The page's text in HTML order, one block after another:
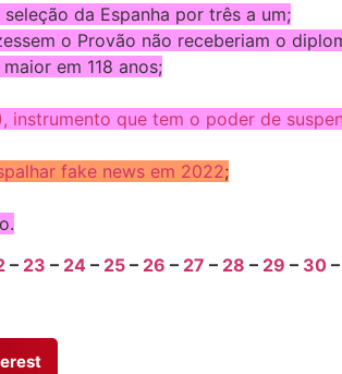
da Espanha por três a um;
o Provão não receberiam o
em 118 anos;
que tem o poder de
fake news em 2022;
– 23 – 24 – 25 – 26 – 27 – 28 – 29 – 30 –